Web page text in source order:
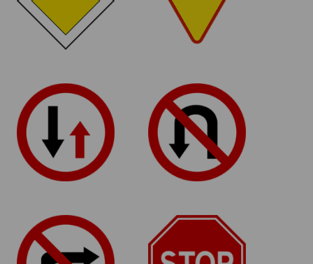
B-31
Pierwszeństwo dla
nadjeżdżających z
przeciwka
B-23
Zakaz zawracania
B-22
Zakaz skrętu w
prawo